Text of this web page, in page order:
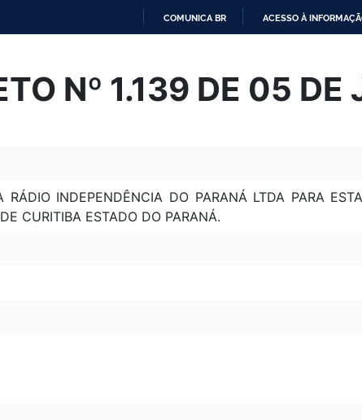
O
CONTEÚDO
COMUNICA BR ACESSO À
Nº 1.139 DE 05
RÁDIO INDEPENDÊNCIA DO PARANÁ LTDA PARA
CURITIBA ESTADO DO PARANÁ.